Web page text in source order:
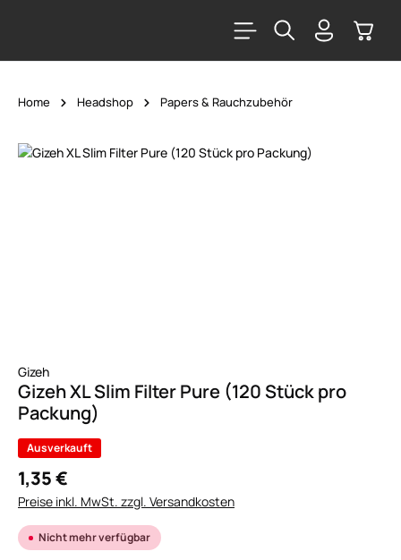
Home Headshop Papers & Rauchzubehör
Bildergalerie überspringen
Gizeh
Gizeh XL Slim Filter Pure (120 Stück pro
Packung)
Ausverkauft
1,35 €
Preise inkl. MwSt. zzgl. Versandkosten
Nicht mehr verfügbar